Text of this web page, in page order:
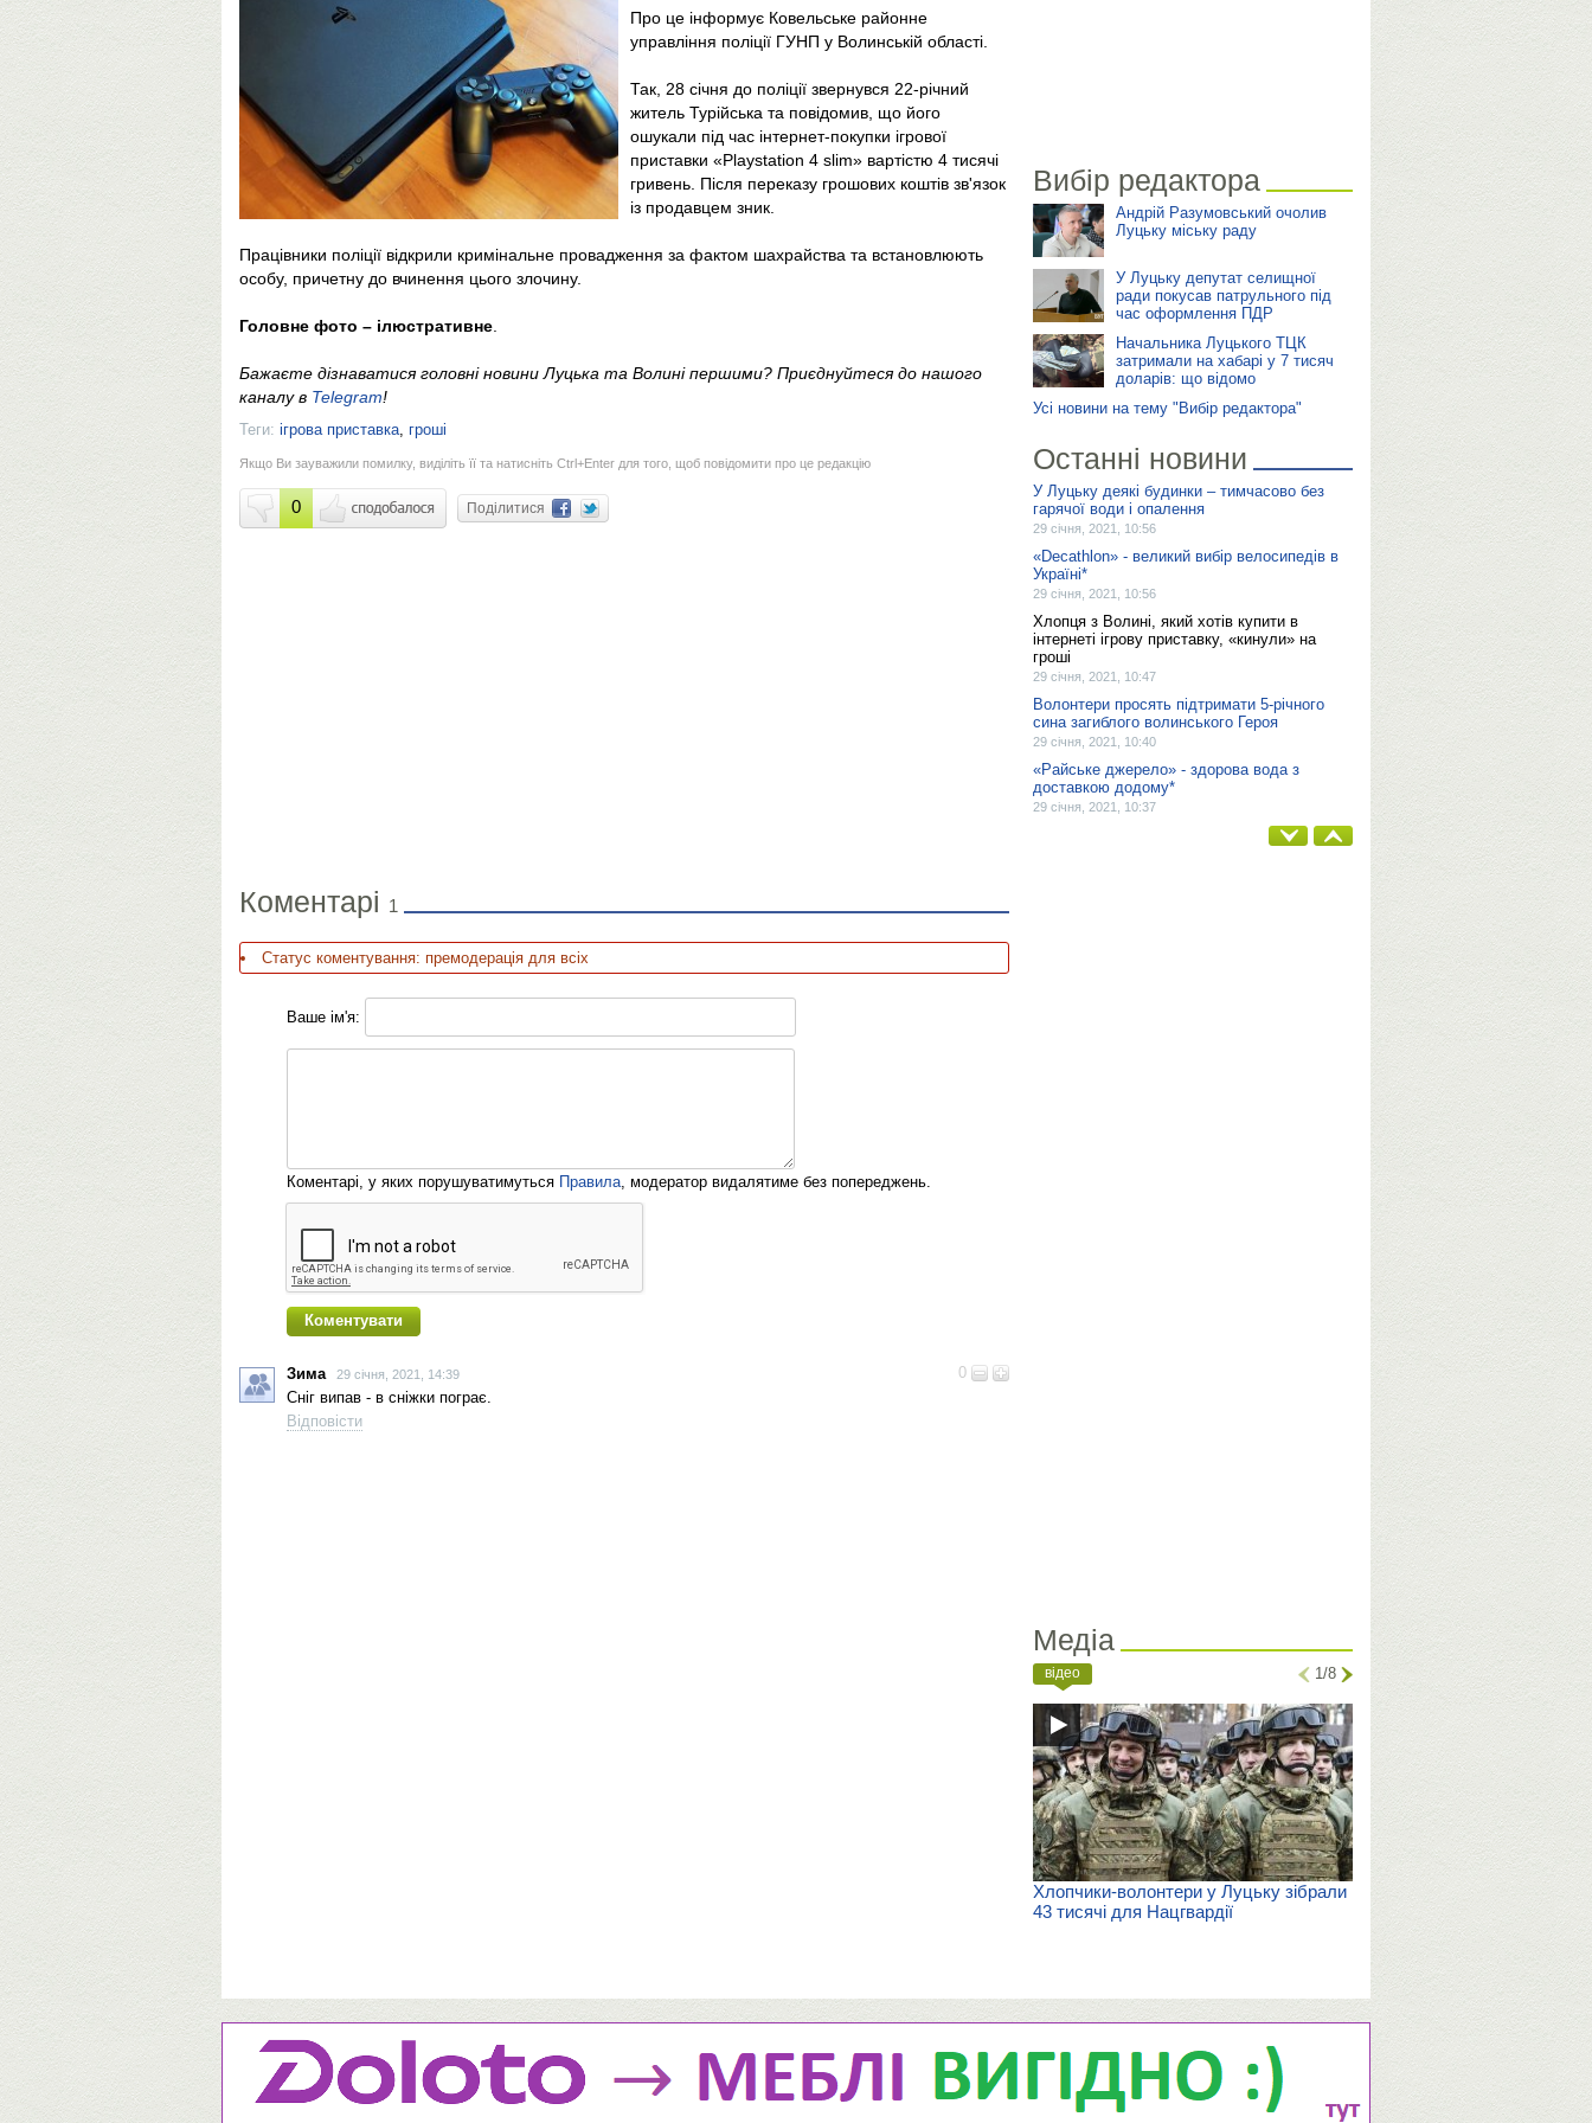
Про це інформує Ковельське районне
управління поліції ГУНП у Волинській області.
Так, 28 січня до поліції звернувся 22-річний
житель Турійська та повідомив, що його
ошукали під час інтернет-покупки ігрової
приставки «Playstation 4 slim» вартістю 4 тисячі
гривень. Після переказу грошових коштів зв'язок
із продавцем зник.
Працівники поліції відкрили кримінальне провадження за фактом шахрайства та встановлюють
особу, причетну до вчинення цього злочину.
Головне фото – ілюстративне
Бажаєте дізнаватися головні новини Луцька та Волині першими? Приєднуйтеся до нашого
каналу в Telegram!
Теги: ігрова приставка, гроші
Якщо Ви зауважили помилку, виділіть її та натисніть Ctrl+Enter для того, щоб повідомити про це редакцію
0 Поділитися
Коментарі 1
Статус коментування: премодерація для всіх
Ваше ім'я:
Коментарі, у яких порушуватимуться Правила, модератор видалятиме без попереджень.
0
Зима 29 січня, 2021, 14:39
Сніг випав - в сніжки пограє.
Відповісти
Вибір редактора
Андрій Разумовський очолив
Луцьку міську раду
У Луцьку депутат селищної
ради покусав патрульного під
час оформлення ПДР
Начальника Луцького ТЦК
затримали на хабарі у 7 тисяч
доларів: що відомо
Усі новини на тему "Вибір редактора"
Останні новини
У Луцьку деякі будинки – тимчасово без
гарячої води і опалення
29 січня, 2021, 10:56
«Decathlon» - великий вибір велосипедів в
Україні*
29 січня, 2021, 10:56
Хлопця з Волині, який хотів купити в
інтернеті ігрову приставку, «кинули» на
гроші
29 січня, 2021, 10:47
Волонтери просять підтримати 5-річного
сина загиблого волинського Героя
29 січня, 2021, 10:40
«Райське джерело» - здорова вода з
доставкою додому*
29 січня, 2021, 10:37
Медіа
відео 1/8
Хлопчики-волонтери у Луцьку зібрали
43 тисячі для Нацгвардії